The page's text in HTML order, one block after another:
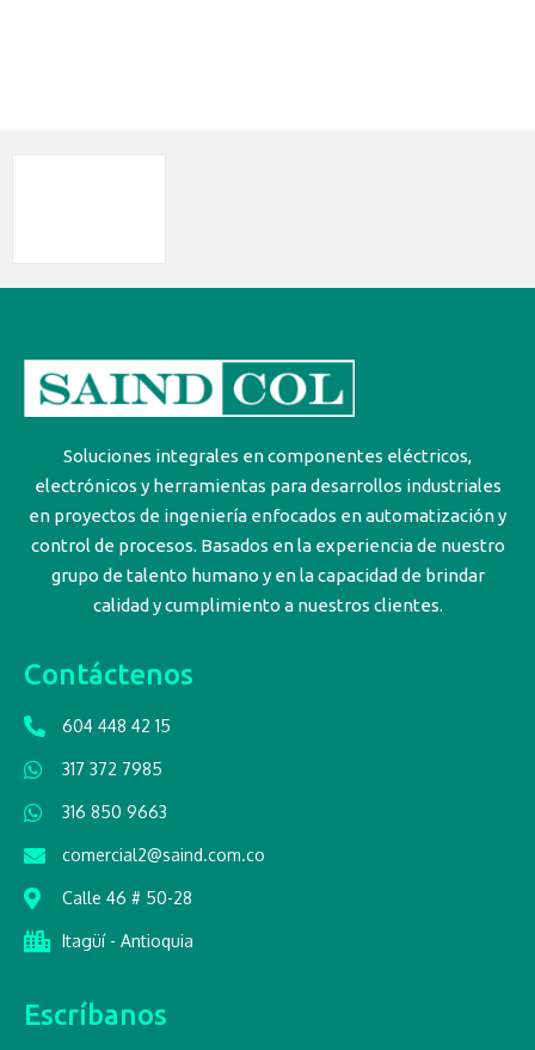
Soluciones integrales en componentes eléctricos,
electrónicos y herramientas para desarrollos industriales
en proyectos de ingeniería enfocados en automatización y
control de procesos. Basados en la experiencia de nuestro
grupo de talento humano y en la capacidad de brindar
calidad y cumplimiento a nuestros clientes.
Contáctenos
604 448 42 15
317 372 7985
316 850 9663
comercial2@saind.com.co
Calle 46 # 50-28
Itagüí - Antioquia
Escríbanos